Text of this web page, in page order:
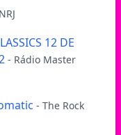
12 DE
- Rádio Master
- The Rock